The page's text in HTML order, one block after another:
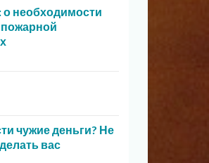
необходимости
чужие деньги? Не
вас